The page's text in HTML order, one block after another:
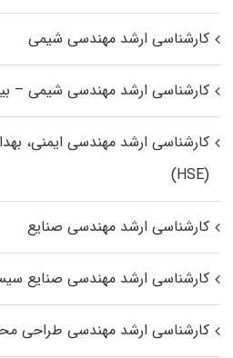
کارشناسی ارشد مهندسی شیمی
کارشناسی ارشد مهندسی شیمی –
کارشناسی ارشد مهندسی ایمنی،
(HSE)
کارشناسی ارشد مهندسی صنایع
کارشناسی ارشد مهندسی صنایع
کارشناسی ارشد مهندسی طراحی